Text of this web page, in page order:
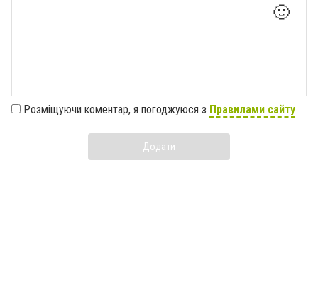
🙂
Розміщуючи коментар, я погоджуюся з Правилами сайту
Додати